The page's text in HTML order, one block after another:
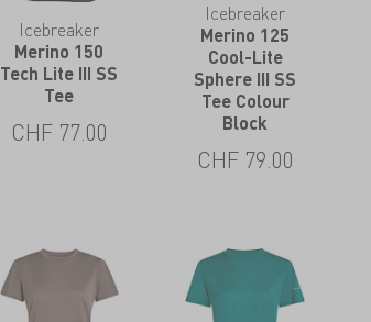
Icebreaker
Merino 150
Tech Lite III SS
Tee
CHF 77.00
Icebreaker
Merino 125
Cool-Lite
Sphere III SS
Tee Colour
Block
CHF 79.00